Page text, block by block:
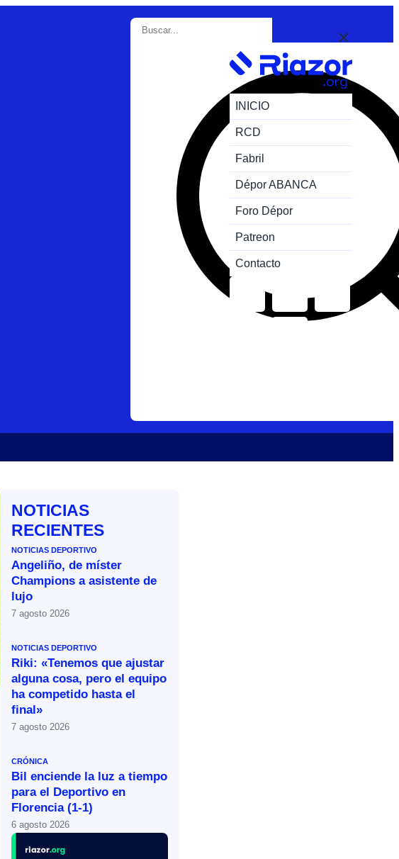
INICIO
RCD
Fabril
Dépor ABANCA
Foro Dépor
Patreon
Contacto
NOTICIAS
RECIENTES
NOTICIAS DEPORTIVO
Angeliño, de míster
Champions a asistente de
lujo
7 agosto 2026
NOTICIAS DEPORTIVO
Riki: «Tenemos que ajustar
alguna cosa, pero el equipo
ha competido hasta el
final»
7 agosto 2026
CRÓNICA
Bil enciende la luz a tiempo
para el Deportivo en
Florencia (1-1)
6 agosto 2026